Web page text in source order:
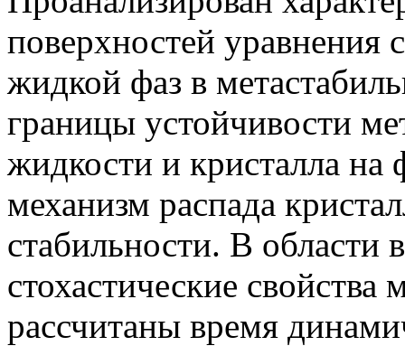
поверхностей уравнения
жидкой фаз в
границы устойчивости
жидкости и кристалла на
механизм распада
стабильности. В области
стохастические
рассчитаны время